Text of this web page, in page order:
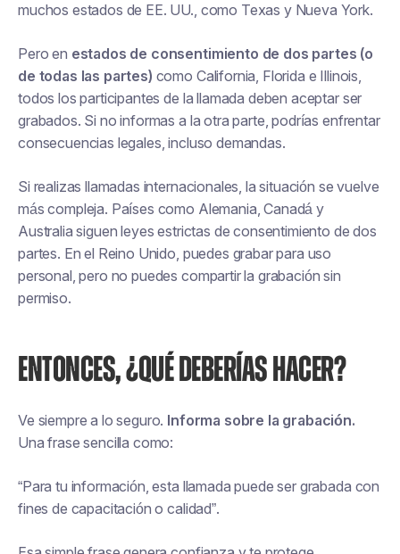
muchos estados de EE. UU., como Texas y Nueva York.
Pero en estados de consentimiento de dos partes (o
de todas las partes) como California, Florida e Illinois,
todos los participantes de la llamada deben aceptar ser
grabados. Si no informas a la otra parte, podrías enfrentar
consecuencias legales, incluso demandas.
Si realizas llamadas internacionales, la situación se vuelve
más compleja. Países como Alemania, Canadá y
Australia siguen leyes estrictas de consentimiento de dos
partes. En el Reino Unido, puedes grabar para uso
personal, pero no puedes compartir la grabación sin
permiso.
ENTONCES, ¿QUÉ DEBERÍAS HACER?
Ve siempre a lo seguro. Informa sobre la grabación.
Una frase sencilla como:
“Para tu información, esta llamada puede ser grabada con
fines de capacitación o calidad”.